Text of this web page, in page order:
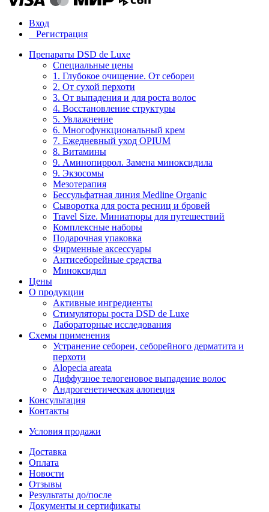
Вход
Регистрация
Препараты DSD de Luxe
Специальные цены
1. Глубокое очищение. От себореи
2. От сухой перхоти
3. От выпадения и для роста волос
4. Восстановление структуры
5. Увлажнение
6. Многофункциональный крем
7. Ежедневный уход OPIUM
8. Витамины
9. Аминопиррол. Замена миноксидила
9. Экзосомы
Мезотерапия
Бессульфатная линия Medline Organic
Сыворотка для роста ресниц и бровей
Travel Size. Миниатюры для путешествий
Комплексные наборы
Подарочная упаковка
Фирменные аксессуары
Антисеборейные средства
Миноксидил
Цены
О продукции
Активные ингредиенты
Стимуляторы роста DSD de Luxe
Лабораторные исследования
Схемы применения
Устранение себореи, себорейного дерматита и
перхоти
Alopecia areata
Диффузное телогеновое выпадение волос
Андрогенетическая алопеция
Консультация
Контакты
Условия продажи
Доставка
Оплата
Новости
Отзывы
Результаты до/после
Документы и сертификаты